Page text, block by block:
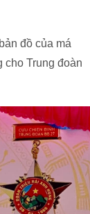
đồ của má
cho Trung đoàn